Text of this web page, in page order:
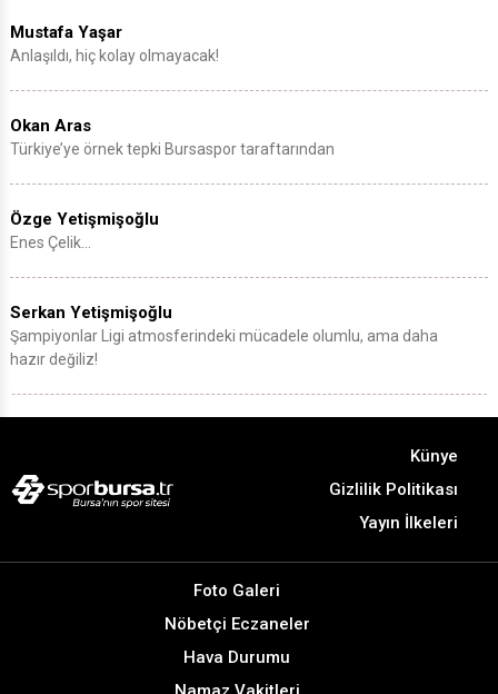
Mustafa Yaşar
Anlaşıldı, hiç kolay olmayacak!
Okan Aras
Türkiye’ye örnek tepki Bursaspor taraftarından
Özge Yetişmişoğlu
Enes Çelik…
Serkan Yetişmişoğlu
Şampiyonlar Ligi atmosferindeki mücadele olumlu, ama daha
hazır değiliz!
Künye
Gizlilik Politikası
Yayın İlkeleri
Foto Galeri
Nöbetçi Eczaneler
Hava Durumu